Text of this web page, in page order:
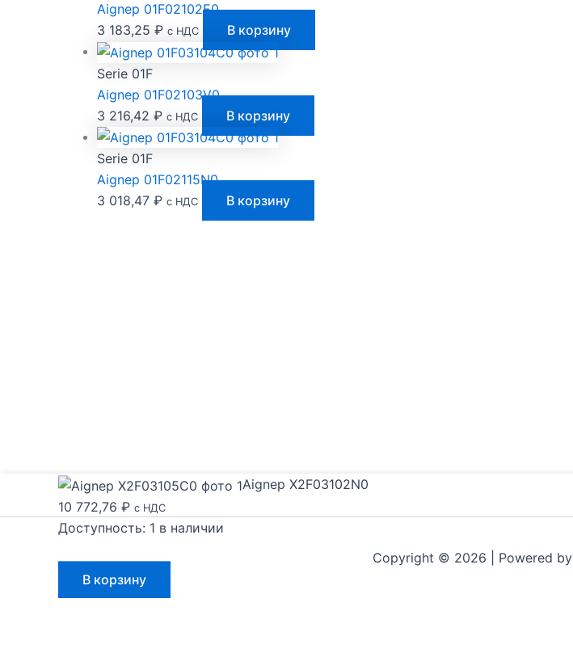
Aignep 01F02102E0
3 183,25 ₽ с НДС В корзину
Serie 01F
Aignep 01F02103V0
3 216,42 ₽ с НДС В корзину
Serie 01F
Aignep 01F02115N0
3 018,47 ₽ с НДС В корзину
Copyright © 2026 | Powered by
Aignep X2F03102N0
10 772,76 ₽ с НДС
Доступность: 1 в наличии
товара
Aignep
В корзину